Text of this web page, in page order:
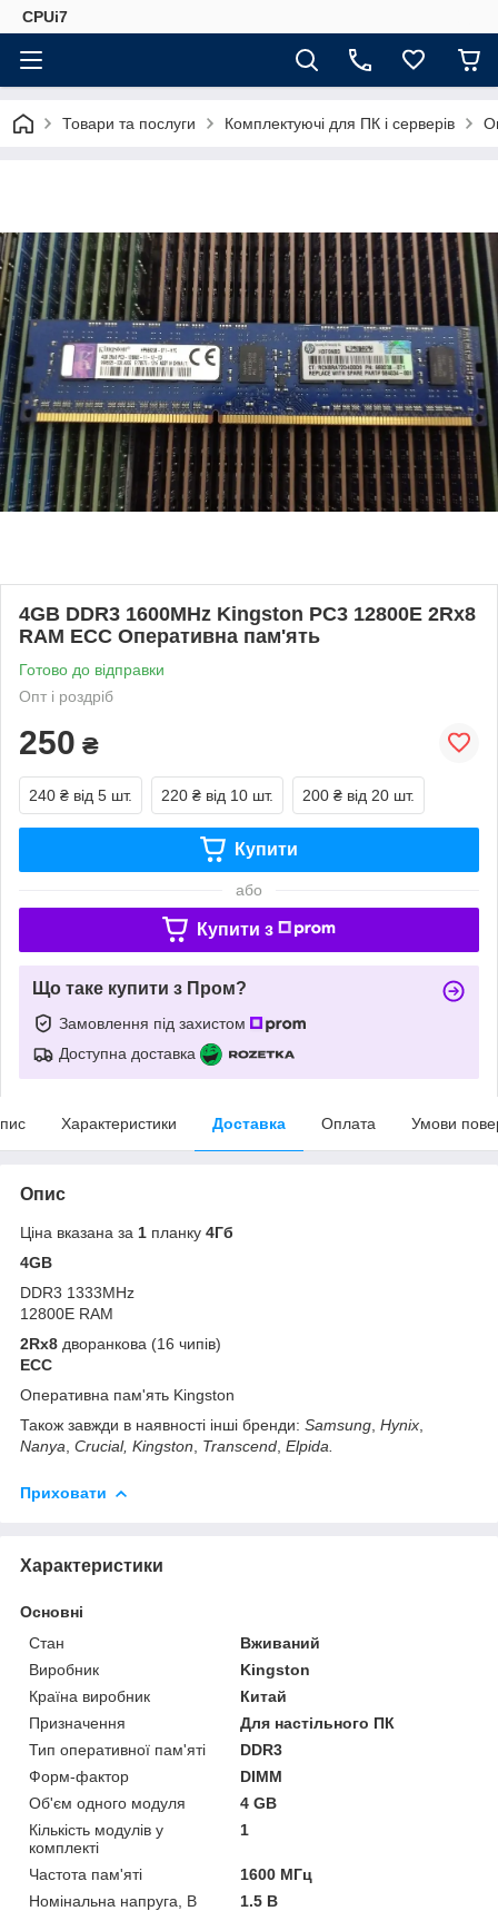
CPUi7
Товари та послуги Комплектуючі для ПК і серверів
4GB DDR3 1600MHz Kingston PC3 12800E 2Rx8
RAM ECC Оперативна пам'ять
Готово до відправки
Опт і роздріб
250 ₴
240 ₴ від 5 шт. 220 ₴ від 10 шт. 200 ₴ від 20 шт.
Купити
або
Купити з
Що таке купити з Пром?
Замовлення під захистом
Доступна доставка
Характеристики Доставка Оплата Умови
Опис
Ціна вказана за 1 планку 4Гб
4GB
DDR3 1333MHz
12800E RAM
2Rx8 дворанкова (16 чипів)
ECC
Оперативна пам'ять Kingston
Також завжди в наявності інші бренди: Samsung Hynix
Nanya Crucial, Kingston Transcend Elpida.
Приховати
Характеристики
Основні
Стан
Вживаний
Виробник
Kingston
Країна виробник
Китай
Призначення
Для настільного ПК
Тип оперативної пам'яті
DDR3
Форм-фактор
DIMM
Об'єм одного модуля
4 GB
Кількість модулів у
комплекті
1
Частота пам'яті
1600 МГц
Номінальна напруга, В
1.5 В